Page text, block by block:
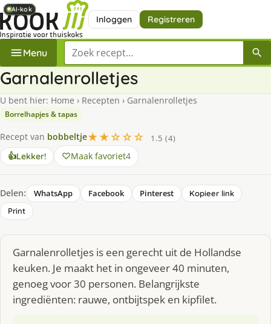
Inloggen Registreren
Menu Zoek een recept
Garnalenrolletjes
U bent hier: Home › Recepten › Garnalenrolletjes
Borrelhapjes & tapas
Recept van bobbeltje★★☆☆☆
1.5 (4)
👍Lekker! Maak favoriet4
Delen: WhatsApp Facebook Pinterest
Kopieer link
Print
Garnalenrolletjes is een gerecht uit de Hollandse
keuken. Je maakt het in ongeveer 40 minuten,
genoeg voor 30 personen. Belangrijkste
ingrediënten: rauwe, ontbijtspek en kipfilet.
AI-kok
AI-kok
AI-kok
AI-kok